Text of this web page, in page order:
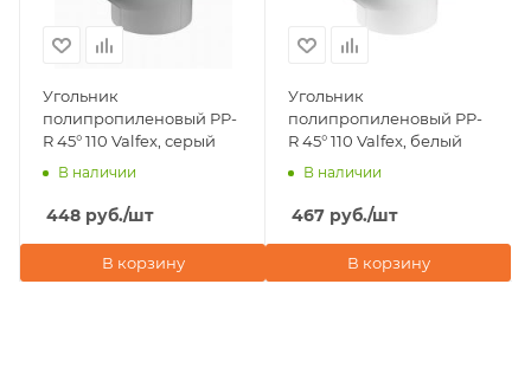
Угольник
полипропиленовый PP-
R 45° 110 Valfex, серый
В наличии
448 руб./шт
В корзину
Угольник
полипропиленовый PP-
R 45° 110 Valfex, белый
В наличии
467 руб./шт
В корзину